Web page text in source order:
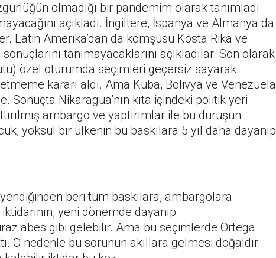
olmadığı bir pandemim olarak tanımladı.
açıkladı. İngiltere, İspanya ve Almanya da
Latin Amerika’dan da komşusu Kosta Rika ve
tanımayacaklarını açıkladılar. Son olarak
özel oturumda seçimleri geçersiz sayarak
etmeme kararı aldı. Ama Küba, Bolivya ve Venezuela
Sonuçta Nikaragua’nın kıta içindeki politik yeri
ambargo ve yaptırımlar ile bu duruşun
yoksul bir ülkenin bu baskılara 5 yıl daha dayanıp
beri tüm baskılara, ambargolara
yeni dönemde dayanıp
abes gibi gelebilir. Ama bu seçimlerde Ortega
O nedenle bu sorunun akıllara gelmesi doğaldır.